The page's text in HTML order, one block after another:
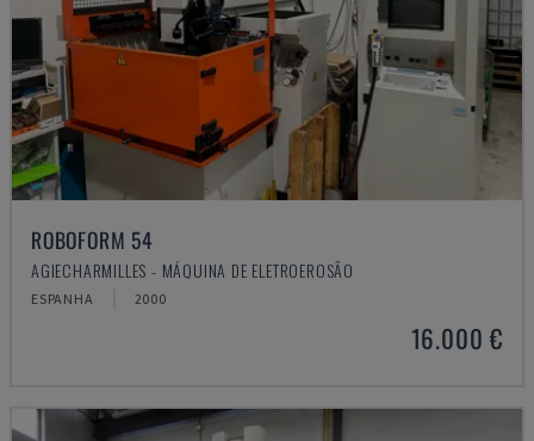
ROBOFORM 54
AGIECHARMILLES - MÁQUINA DE ELETROEROSÃO
ESPANHA 2000
16.000 €